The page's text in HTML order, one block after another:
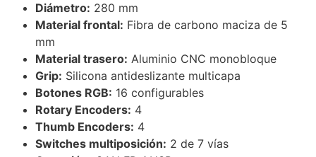
Diámetro: 280 mm
Material frontal: Fibra de carbono maciza de 5
mm
Material trasero: Aluminio CNC monobloque
Grip: Silicona antideslizante multicapa
Botones RGB: 16 configurables
Rotary Encoders: 4
Thumb Encoders: 4
Switches multiposición: 2 de 7 vías